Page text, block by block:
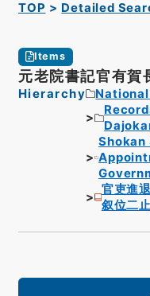
TOP Detailed
Items
元老院書記官有賀
Hierarchy
官吏進
叙位二止